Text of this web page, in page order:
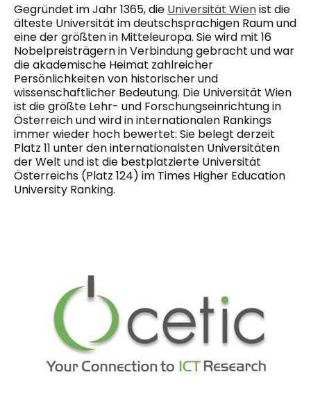
Gegründet im Jahr 1365, die Universität Wienist die
älteste Universität im deutschsprachigen Raum und
eine der größten in Mitteleuropa. Sie wird mit 16
Nobelpreisträgern in Verbindung gebracht und war
die akademische Heimat zahlreicher
Persönlichkeiten von historischer und
wissenschaftlicher Bedeutung. Die Universität Wien
ist die größte Lehr- und Forschungseinrichtung in
Österreich und wird in internationalen Rankings
immer wieder hoch bewertet: Sie belegt derzeit
Platz 11 unter den internationalsten Universitäten
der Welt und ist die bestplatzierte Universität
Österreichs (Platz 124) im Times Higher Education
University Ranking.